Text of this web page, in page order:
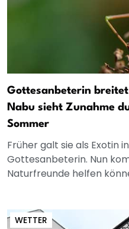
Gottesanbeterin
Nabu sieht Zunahme
Sommer
Früher galt sie als Exotin
Gottesanbeterin. Nun
Naturfreunde helfen
WETTER